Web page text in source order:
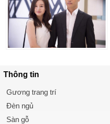
Thông tin
Gương trang trí
Đèn ngủ
Sàn gỗ